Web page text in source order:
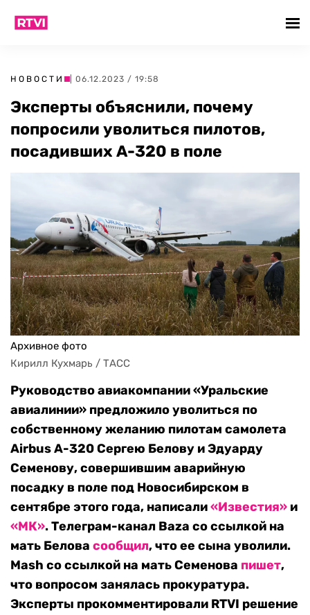
НОВОСТИ | 06.12.2023 / 19:58
Эксперты объяснили, почему
попросили уволиться пилотов,
посадивших А-320 в поле
Архивное фото
Кирилл Кухмарь / ТАСС
Руководство авиакомпании «Уральские
авиалинии» предложило уволиться по
собственному желанию пилотам самолета
Airbus A-320 Сергею Белову и Эдуарду
Семенову, совершившим аварийную
посадку в поле под Новосибирском в
сентябре этого года, написали«Известия» и
«МК». Телеграм-канал Baza со ссылкой на
мать Белова сообщил, что ее сына уволили.
Mash со ссылкой на мать Семенова пишет,
что вопросом занялась прокуратура.
Эксперты прокомментировали RTVI решение